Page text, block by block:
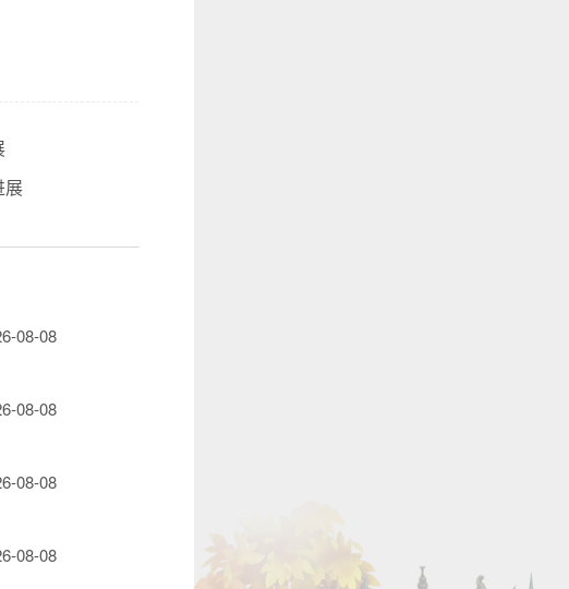
展
08-08
08-08
08-08
08-08